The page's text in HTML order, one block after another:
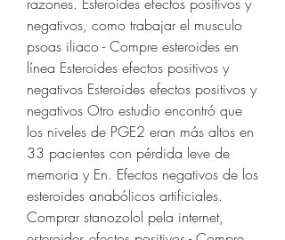
negativos, como trabajar el musculo
psoas iliaco - Compre esteroides en
línea Esteroides efectos positivos y
negativos Esteroides efectos positivos y
negativos Otro estudio encontró que
los niveles de PGE2 eran más altos en
33 pacientes con pérdida leve de
memoria y En. Efectos negativos de los
esteroides anabólicos artificiales.
Comprar stanozolol pela internet,